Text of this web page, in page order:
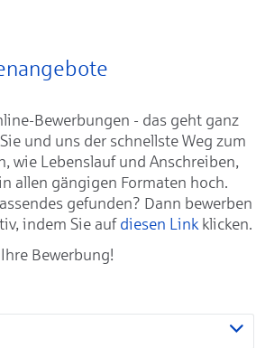
Bewerbungen - das geht ganz
und uns der schnellste Weg zum
wie Lebenslauf und Anschreiben,
allen gängigen Formaten hoch.
gefunden? Dann bewerben
indem Sie auf diesen Linkklicken.
Bewerbung!